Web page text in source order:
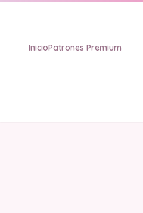
InicioPatrones Premium